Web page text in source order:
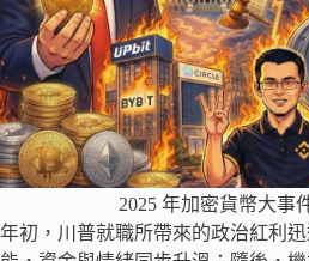
2025 年加密貨幣大事
年初，川普就職所帶來的政治紅利